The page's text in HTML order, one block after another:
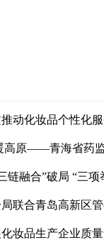
动化妆品个性化
药监局联合中国香料香精化妆品
三项举措”护航——青海高原特色化妆
新区管委开展化妆品新原料注
产企业质量安全负责人专题